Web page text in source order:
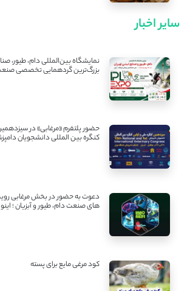
سایر اخبار
بزرگ‌ترین گردهمایی تخصصی
حضور پلتفرم «مرغابی» در
کنگره بین ‌المللی دانشجویان
دعوت به حضور در بخش مرغابی
های صنعت دام، طیور و آبزیان ؛
کود مرغی مایع برای پسته